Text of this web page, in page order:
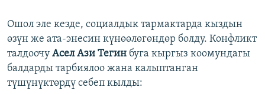
Ошол эле кезде, социалдык тармактарда кыздын
өзүн же ата-энесин күнөөлөгөндөр болду. Конфликт
талдоочу Асел Ази Тегин буга кыргыз коомундагы
балдарды тарбиялоо жана калыптанган
түшүнүктөрдү себеп кылды: